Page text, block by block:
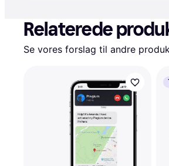
Relaterede
Se vores forslag til andre